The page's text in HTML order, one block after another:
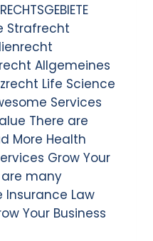
Strafrecht
Allgemeines
Life Science
Services
There are
More Health
Grow Your
are many
Insurance Law
Your Business